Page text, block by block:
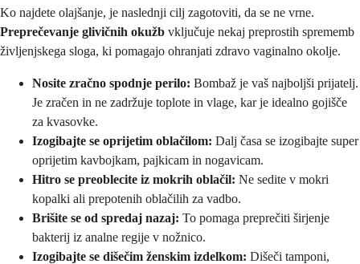
Ko najdete olajšanje, je naslednji cilj zagotoviti, da se ne vrne.
Preprečevanje glivičnih okužb vključuje nekaj preprostih sprememb
življenjskega sloga, ki pomagajo ohranjati zdravo vaginalno okolje.
Nosite zračno spodnje perilo: Bombaž je vaš najboljši prijatelj.
Je zračen in ne zadržuje toplote in vlage, kar je idealno gojišče
za kvasovke.
Izogibajte se oprijetim oblačilom: Dalj časa se izogibajte super
oprijetim kavbojkam, pajkicam in nogavicam.
Hitro se preoblecite iz mokrih oblačil: Ne sedite v mokri
kopalki ali prepotenih oblačilih za vadbo.
Brišite se od spredaj nazaj: To pomaga preprečiti širjenje
bakterij iz analne regije v nožnico.
Izogibajte se dišečim ženskim izdelkom: Dišeči tamponi,